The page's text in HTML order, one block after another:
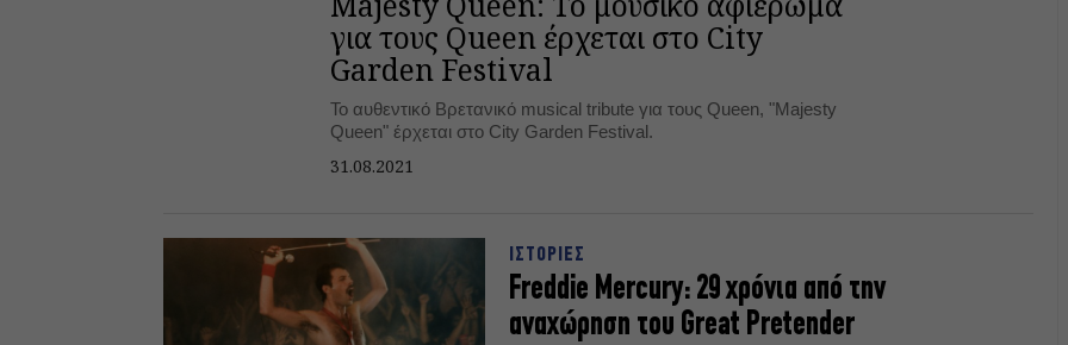
για τους Queen έρχεται στο City
Garden Festival
Το αυθεντικό Βρετανικό musical tribute για τους Queen, "Majesty
Queen" έρχεται στο City Garden Festival.
31.08.2021
ΙΣΤΟΡΙΕΣ
Freddie Mercury: 29 χρόνια από την
αναχώρηση του Great Pretender